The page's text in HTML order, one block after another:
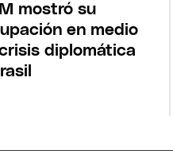
mostró su
en medio
diplomática